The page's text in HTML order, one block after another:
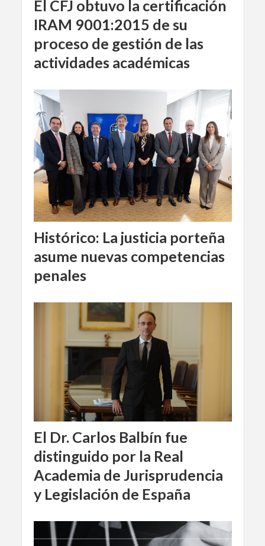
El CFJ obtuvo la certificación
IRAM 9001:2015 de su
proceso de gestión de las
actividades académicas
Histórico: La justicia porteña
asume nuevas competencias
penales
El Dr. Carlos Balbín fue
distinguido por la Real
Academia de Jurisprudencia
y Legislación de España